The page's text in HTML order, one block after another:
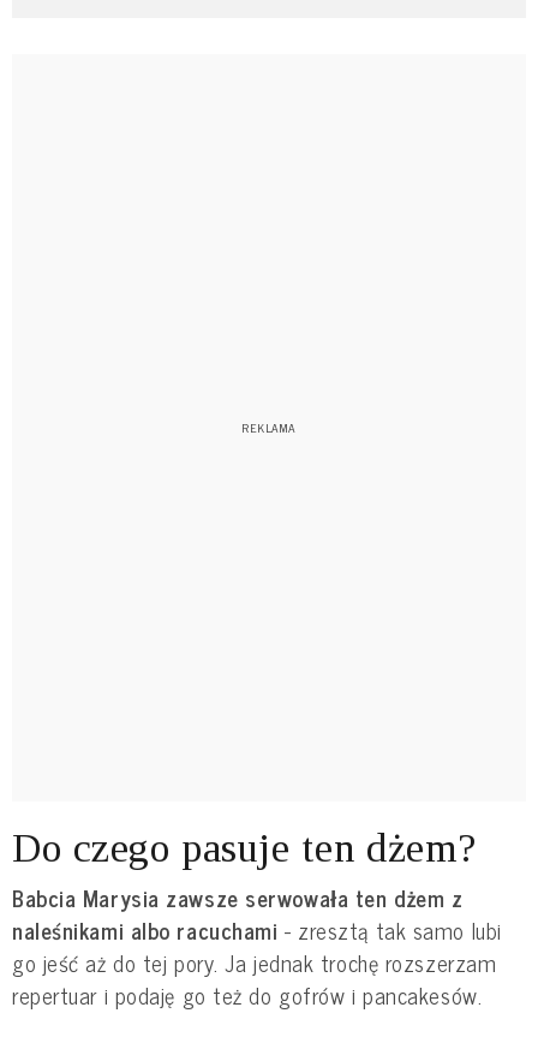
Do czego pasuje ten dżem?
Babcia Marysia zawsze serwowała ten dżem z
naleśnikami albo racuchami - zresztą tak samo lubi
go jeść aż do tej pory. Ja jednak trochę rozszerzam
repertuar i podaję go też do gofrów i pancakesów.